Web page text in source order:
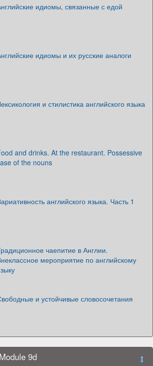
идиомы, связанные с едой
идиомы и их русские аналоги
и стилистика английского языка
and drinks. At the restaurant. Possessive
of the nouns
английского языка. Часть 1
чаепитие в Англии.
мероприятие по английскому
и устойчивые словосочетания
9d